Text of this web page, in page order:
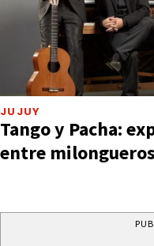
JUJUY
Tango y Pacha:
entre